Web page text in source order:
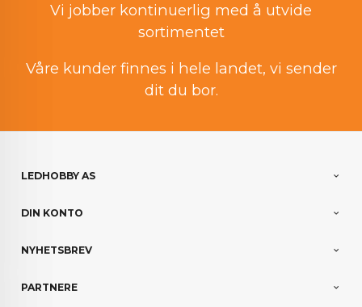
Vi jobber kontinuerlig med å utvide
sortimentet
Våre kunder finnes i hele landet, vi sender
dit du bor.
LEDHOBBY AS
DIN KONTO
NYHETSBREV
PARTNERE